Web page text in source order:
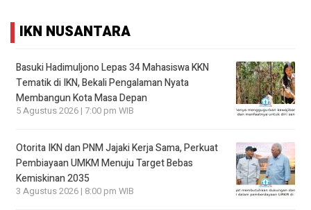
IKN NUSANTARA
Basuki Hadimuljono Lepas 34 Mahasiswa KKN
Tematik di IKN, Bekali Pengalaman Nyata
Membangun Kota Masa Depan
5 Agustus 2026 | 7:00 pm WIB
Otorita IKN dan PNM Jajaki Kerja Sama, Perkuat
Pembiayaan UMKM Menuju Target Bebas
Kemiskinan 2035
3 Agustus 2026 | 8:00 pm WIB